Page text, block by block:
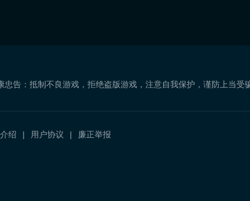
忠告：抵制不良游戏，拒绝盗版游戏，注意自我保护，谨防上当
绍 用户协议 廉正举报